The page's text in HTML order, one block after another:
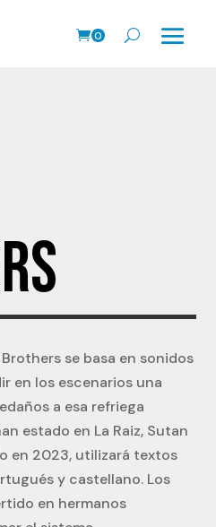
0
se basa en sonidos
en los escenarios una
a esa refriega
estado en La Raiz, Sutan
en 2023, utilizará textos
y castellano. Los
en hermanos